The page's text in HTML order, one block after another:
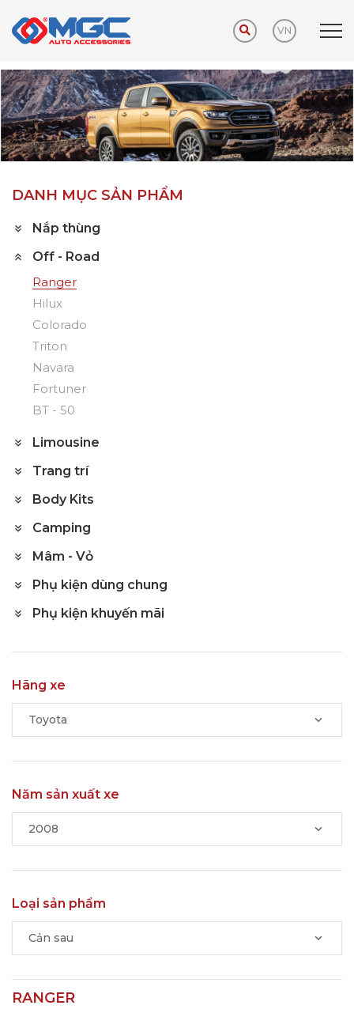
VN
Trang chủ Sản phẩm Off - Road Ranger
DANH MỤC SẢN PHẨM
Nắp thùng
Off - Road
Ranger
Hilux
Colorado
Triton
Navara
Fortuner
BT - 50
Limousine
Trang trí
Body Kits
Camping
Mâm - Vỏ
Phụ kiện dùng chung
Phụ kiện khuyến mãi
Hãng xe
Toyota
Năm sản xuất xe
2008
Loại sản phẩm
Cản sau
RANGER